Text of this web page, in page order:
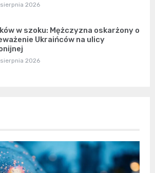
2026
w szoku: Mężczyzna oskarżony o
Ukraińców na ulicy
2026